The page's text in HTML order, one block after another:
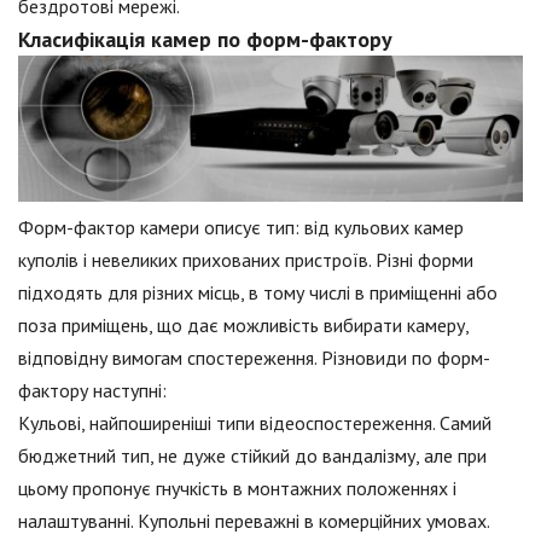
бездротові мережі.
Класифікація камер по форм-фактору
Форм-фактор камери описує тип: від кульових камер
куполів і невеликих прихованих пристроїв. Різні форми
підходять для різних місць, в тому числі в приміщенні або
поза приміщень, що дає можливість вибирати камеру,
відповідну вимогам спостереження. Різновиди по форм-
фактору наступні:
Кульові, найпоширеніші типи відеоспостереження. Самий
бюджетний тип, не дуже стійкий до вандалізму, але при
цьому пропонує гнучкість в монтажних положеннях і
налаштуванні. Купольні переважні в комерційних умовах.